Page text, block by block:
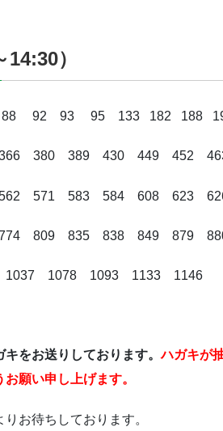
）
93 95 133 182 188
380 389 430 449 452
571 583 584 608 623
809 835 838 849 879
1078 1093 1133 1146
キをお送りしております。ハガキが
願い申し上げます。
お待ちしております。